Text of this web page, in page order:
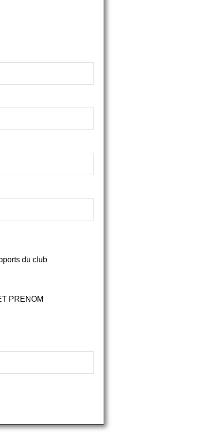
du club
PRENOM